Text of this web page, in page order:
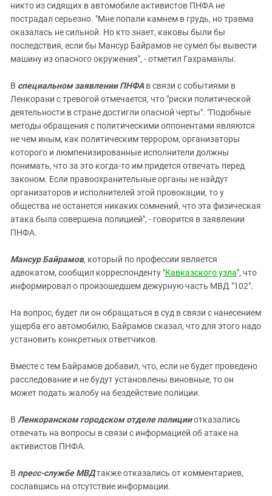
никто из сидящих в автомобиле активистов ПНФА не
пострадал серьезно. "Мне попали камнем в грудь, но травма
оказалась не сильной. Но кто знает, каковы были бы
последствия, если бы Мансур Байрамов не сумел бы вывести
машину из опасного окружения", - отметил Гахраманлы.
В специальном заявлении ПНФАв связи с событиями в
Ленкорани с тревогой отмечается, что "риски политической
деятельности в стране достигли опасной черты". "Подобные
методы обращения с политическими оппонентами являются
не чем иным, как политическим террором, организаторы
которого и люмпенизированные исполнители должны
понимать, что за это когда-то им придется отвечать перед
законом. Если правоохранительные органы не найдут
организаторов и исполнителей этой провокации, то у
общества не останется никаких сомнений, что эта физическая
атака была совершена полицией", - говорится в заявлении
ПНФА.
Мансур Байрамов, который по профессии является
адвокатом, сообщил корреспонденту "Кавказского узла", что
информировал о произошедшем дежурную часть МВД "102".
На вопрос, будет ли он обращаться в суд в связи с нанесением
ущерба его автомобилю, Байрамов сказал, что для этого надо
установить конкретных ответчиков.
Вместе с тем Байрамов добавил, что, если не будет проведено
расследование и не будут установлены виновные, то он
может подать жалобу на бездействие полиции.
В Ленкоранском городском отделе полицииотказались
отвечать на вопросы в связи с информацией об атаке на
активистов ПНФА.
В пресс-службе МВДтакже отказались от комментариев,
сославшись на отсутствие информации.